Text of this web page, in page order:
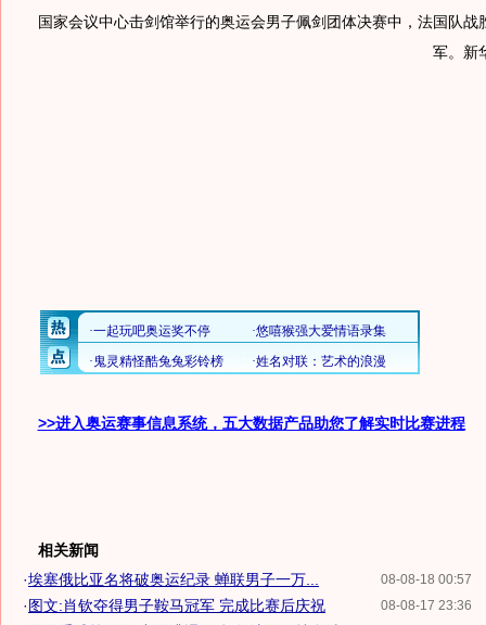
国家会议中心击剑馆举行的奥运会男子佩剑团体决赛中，法国队战
军。新
>>进入奥运赛事信息系统，五大数据产品助您了解实时比赛进程
相关新闻
08-08-18 00:57
·埃塞俄比亚名将破奥运纪录 蝉联男子一万...
08-08-17 23:36
·图文:肖钦夺得男子鞍马冠军 完成比赛后庆祝